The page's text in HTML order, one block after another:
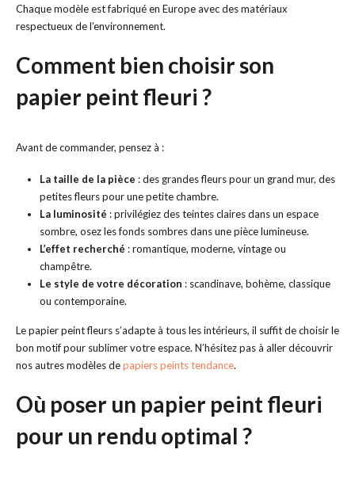
Chaque modèle est fabriqué en Europe avec des matériaux
respectueux de l’environnement.
Comment bien choisir son
papier peint fleuri ?
Avant de commander, pensez à :
La taille de la pièce : des grandes fleurs pour un grand mur, des
petites fleurs pour une petite chambre.
La luminosité : privilégiez des teintes claires dans un espace
sombre, osez les fonds sombres dans une pièce lumineuse.
L’effet recherché : romantique, moderne, vintage ou
champêtre.
Le style de votre décoration : scandinave, bohème, classique
ou contemporaine.
Le papier peint fleurs s’adapte à tous les intérieurs, il suffit de choisir le
bon motif pour sublimer votre espace. N’hésitez pas à aller découvrir
nos autres modèles depapiers peints tendance.
Où poser un papier peint fleuri
pour un rendu optimal ?